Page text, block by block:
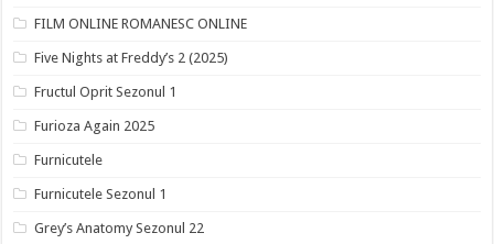
FILM ONLINE ROMANESC ONLINE
Five Nights at Freddy’s 2 (2025)
Fructul Oprit Sezonul 1
Furioza Again 2025
Furnicutele
Furnicutele Sezonul 1
Grey’s Anatomy Sezonul 22